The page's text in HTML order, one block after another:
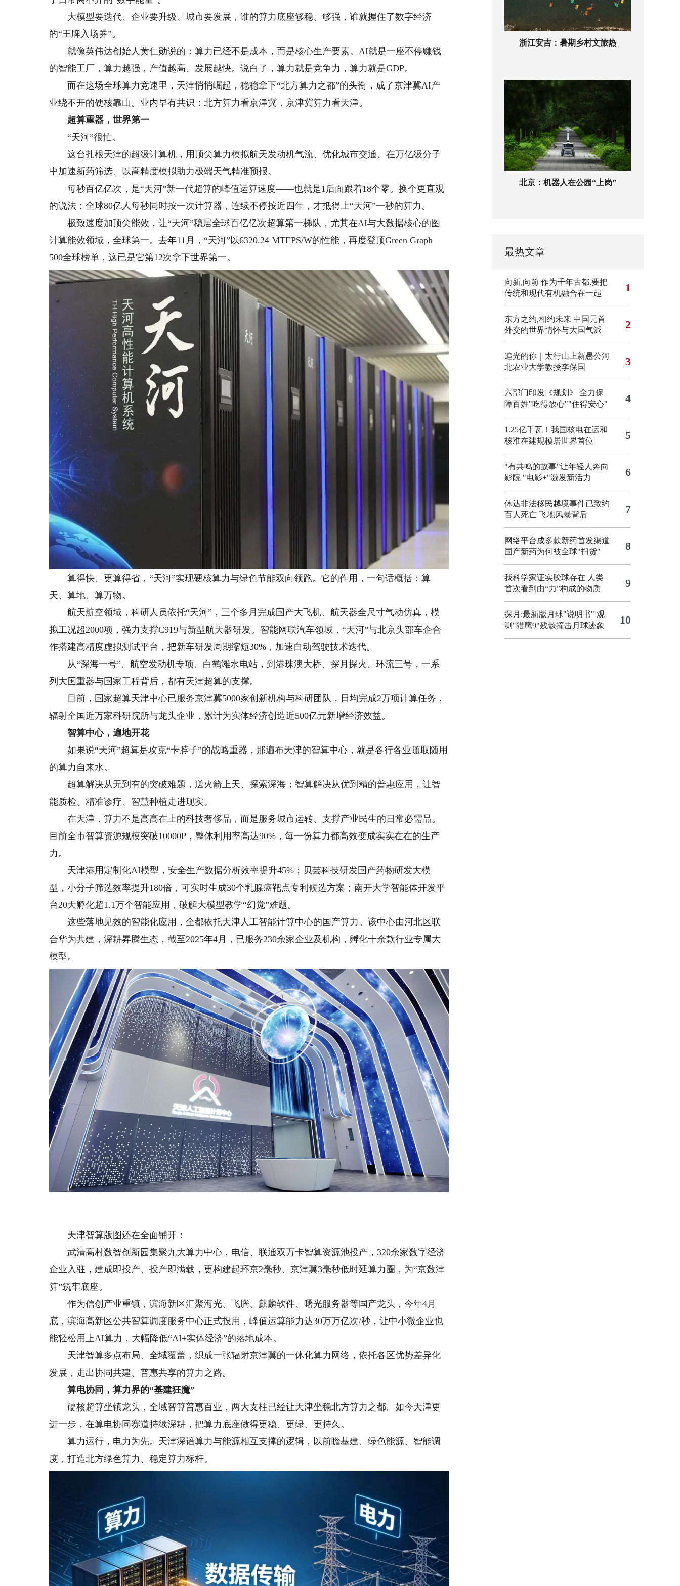
大模型要迭代、企业要升级、城市要发展，谁的算力底座够稳、够强，谁就握住了数字经济
的“王牌入场券”。
就像英伟达创始人黄仁勋说的：算力已经不是成本，而是核心生产要素。AI就是一座不停赚钱
的智能工厂，算力越强，产值越高、发展越快。说白了，算力就是竞争力，算力就是GDP。
而在这场全球算力竞速里，天津悄悄崛起，稳稳拿下“北方算力之都”的头衔，成了京津冀AI产
业绕不开的硬核靠山。业内早有共识：北方算力看京津冀，京津冀算力看天津。
超算重器，世界第一
“天河”很忙。
这台扎根天津的超级计算机，用顶尖算力模拟航天发动机气流、优化城市交通、在万亿级分子
中加速新药筛选、以高精度模拟助力极端天气精准预报。
每秒百亿亿次，是“天河”新一代超算的峰值运算速度——也就是1后面跟着18个零。换个更直观
的说法：全球80亿人每秒同时按一次计算器，连续不停按近四年，才抵得上“天河”一秒的算力。
极致速度加顶尖能效，让“天河”稳居全球百亿亿次超算第一梯队，尤其在AI与大数据核心的图
计算能效领域，全球第一。去年11月，“天河”以6320.24 MTEPS/W的性能，再度登顶Green Graph
500全球榜单，这已是它第12次拿下世界第一。
算得快、更算得省，“天河”实现硬核算力与绿色节能双向领跑。它的作用，一句话概括：算
天、算地、算万物。
航天航空领域，科研人员依托“天河”，三个多月完成国产大飞机、航天器全尺寸气动仿真，模
拟工况超2000项，强力支撑C919与新型航天器研发。智能网联汽车领域，“天河”与北京头部车企合
作搭建高精度虚拟测试平台，把新车研发周期缩短30%，加速自动驾驶技术迭代。
从“深海一号”、航空发动机专项、白鹤滩水电站，到港珠澳大桥、探月探火、环流三号，一系
列大国重器与国家工程背后，都有天津超算的支撑。
目前，国家超算天津中心已服务京津冀5000家创新机构与科研团队，日均完成2万项计算任务，
辐射全国近万家科研院所与龙头企业，累计为实体经济创造近500亿元新增经济效益。
智算中心，遍地开花
如果说“天河”超算是攻克“卡脖子”的战略重器，那遍布天津的智算中心，就是各行各业随取随用
的算力自来水。
超算解决从无到有的突破难题，送火箭上天、探索深海；智算解决从优到精的普惠应用，让智
能质检、精准诊疗、智慧种植走进现实。
在天津，算力不是高高在上的科技奢侈品，而是服务城市运转、支撑产业民生的日常必需品。
目前全市智算资源规模突破10000P，整体利用率高达90%，每一份算力都高效变成实实在在的生产
力。
天津港用定制化AI模型，安全生产数据分析效率提升45%；贝芸科技研发国产药物研发大模
型，小分子筛选效率提升180倍，可实时生成30个乳腺癌靶点专利候选方案；南开大学智能体开发平
台20天孵化超1.1万个智能应用，破解大模型教学“幻觉”难题。
这些落地见效的智能化应用，全都依托天津人工智能计算中心的国产算力。该中心由河北区联
合华为共建，深耕昇腾生态，截至2025年4月，已服务230余家企业及机构，孵化十余款行业专属大
模型。
天津智算版图还在全面铺开：
武清高村数智创新园集聚九大算力中心，电信、联通双万卡智算资源池投产，320余家数字经济
企业入驻，建成即投产、投产即满载，更构建起环京2毫秒、京津冀3毫秒低时延算力圈，为“京数津
算”筑牢底座。
作为信创产业重镇，滨海新区汇聚海光、飞腾、麒麟软件、曙光服务器等国产龙头，今年4月
底，滨海高新区公共智算调度服务中心正式投用，峰值运算能力达30万万亿次/秒，让中小微企业也
能轻松用上AI算力，大幅降低“AI+实体经济”的落地成本。
天津智算多点布局、全域覆盖，织成一张辐射京津冀的一体化算力网络，依托各区优势差异化
发展，走出协同共建、普惠共享的算力之路。
算电协同，算力界的“基建狂魔”
硬核超算坐镇龙头，全域智算普惠百业，两大支柱已经让天津坐稳北方算力之都。如今天津更
进一步，在算电协同赛道持续深耕，把算力底座做得更稳、更绿、更持久。
算力运行，电力为先。天津深谙算力与能源相互支撑的逻辑，以前瞻基建、绿色能源、智能调
度，打造北方绿色算力、稳定算力标杆。
浙江安吉：暑期乡村文旅热
北京：机器人在公园“上岗”
最热文章
向新,向前 作为千年古都,要把
传统和现代有机融合在一起
1
东方之约,相约未来 中国元首
外交的世界情怀与大国气派
2
追光的你｜太行山上新愚公河
北农业大学教授李保国
3
六部门印发《规划》 全力保
障百姓"吃得放心""住得安心"
4
1.25亿千瓦！我国核电在运和
核准在建规模居世界首位
5
"有共鸣的故事"让年轻人奔向
影院 "电影+"激发新活力 6
休达非法移民越境事件已致约
百人死亡 飞地风暴背后 7
网络平台成多款新药首发渠道
国产新药为何被全球"扫货"
8
我科学家证实胶球存在 人类
首次看到由“力”构成的物质
9
探月:最新版月球"说明书" 观
测"猎鹰9"残骸撞击月球迹象
10